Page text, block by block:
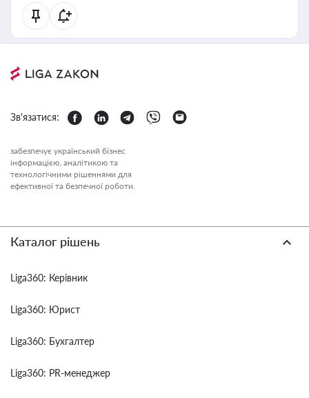
Зв'язатися:
забезпечує український бізнес
інформацією, аналітикою та
технологічними рішеннями для
ефективної та безпечної роботи.
Каталог рішень
Liga360: Керівник
Liga360: Юрист
Liga360: Бухгалтер
Liga360: PR-менеджер